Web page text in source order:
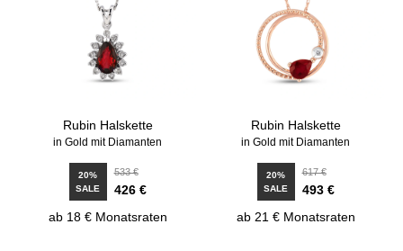
Rubin Halskette
in Gold mit Diamanten
20%
SALE
533 €
426 €
ab 18 € Monatsraten
Rubin Halskette
in Gold mit Diamanten
20%
SALE
617 €
493 €
ab 21 € Monatsraten